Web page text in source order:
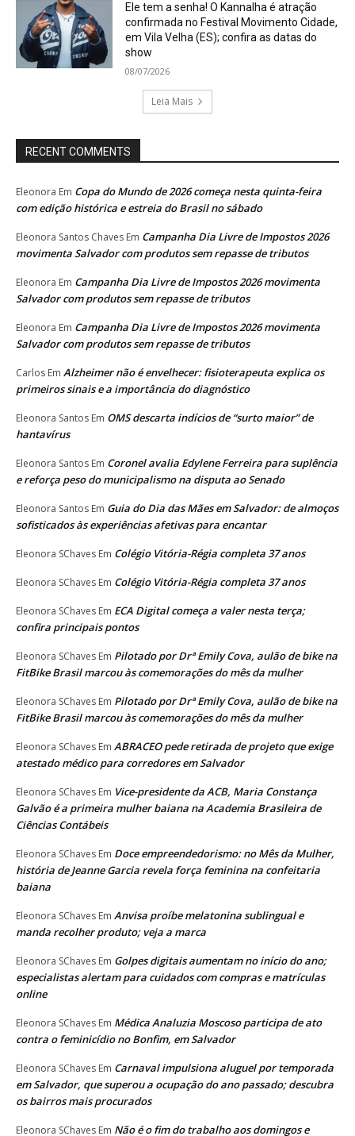
Ele tem a senha! O Kannalha é atração
confirmada no Festival Movimento Cidade,
em Vila Velha (ES); confira as datas do
show
08/07/2026
Leia Mais
RECENT COMMENTS
Eleonora Em Copa do Mundo de 2026 começa nesta quinta-feira
com edição histórica e estreia do Brasil no sábado
Eleonora Santos Chaves Em Campanha Dia Livre de Impostos 2026
movimenta Salvador com produtos sem repasse de tributos
Eleonora Em Campanha Dia Livre de Impostos 2026 movimenta
Salvador com produtos sem repasse de tributos
Eleonora Em Campanha Dia Livre de Impostos 2026 movimenta
Salvador com produtos sem repasse de tributos
Carlos Em Alzheimer não é envelhecer: fisioterapeuta explica os
primeiros sinais e a importância do diagnóstico
Eleonora Santos Em OMS descarta indícios de “surto maior” de
hantavírus
Eleonora Santos Em Coronel avalia Edylene Ferreira para suplência
e reforça peso do municipalismo na disputa ao Senado
Eleonora Santos Em Guia do Dia das Mães em Salvador: de almoços
sofisticados às experiências afetivas para encantar
Eleonora SChaves Em Colégio Vitória-Régia completa 37 anos
Eleonora SChaves Em Colégio Vitória-Régia completa 37 anos
Eleonora SChaves Em ECA Digital começa a valer nesta terça;
confira principais pontos
Eleonora SChaves Em Pilotado por Drª Emily Cova, aulão de bike na
FitBike Brasil marcou às comemorações do mês da mulher
Eleonora SChaves Em Pilotado por Drª Emily Cova, aulão de bike na
FitBike Brasil marcou às comemorações do mês da mulher
Eleonora SChaves Em ABRACEO pede retirada de projeto que exige
atestado médico para corredores em Salvador
Eleonora SChaves Em Vice-presidente da ACB, Maria Constança
Galvão é a primeira mulher baiana na Academia Brasileira de
Ciências Contábeis
Eleonora SChaves Em Doce empreendedorismo: no Mês da Mulher,
história de Jeanne Garcia revela força feminina na confeitaria
baiana
Eleonora SChaves Em Anvisa proíbe melatonina sublingual e
manda recolher produto; veja a marca
Eleonora SChaves Em Golpes digitais aumentam no início do ano;
especialistas alertam para cuidados com compras e matrículas
online
Eleonora SChaves Em Médica Analuzia Moscoso participa de ato
contra o feminicídio no Bonfim, em Salvador
Eleonora SChaves Em Carnaval impulsiona aluguel por temporada
em Salvador, que superou a ocupação do ano passado; descubra
os bairros mais procurados
Eleonora SChaves Em Não é o fim do trabalho aos domingos e